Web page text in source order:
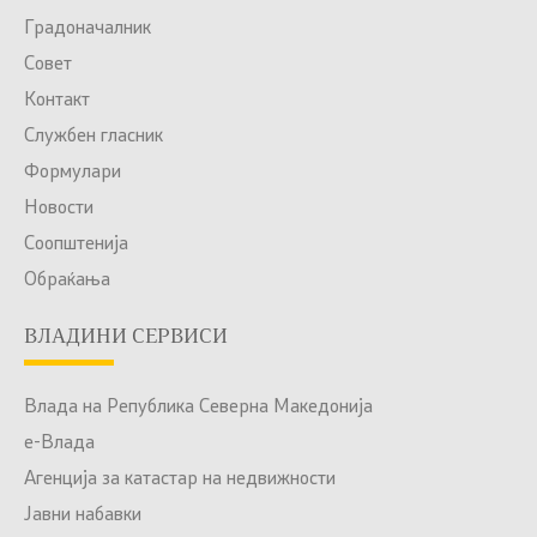
Градоначалник
Совет
Контакт
Службен гласник
Формулари
Новости
Соопштенија
Обраќања
ВЛАДИНИ СЕРВИСИ
Влада на Република Северна Македонија
е-Влада
Агенција за катастар на недвижности
Јавни набавки